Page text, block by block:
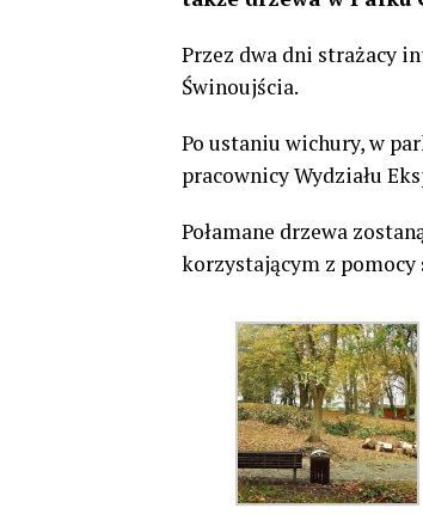
Przez dwa dni strażacy
Świnoujścia.
Po ustaniu wichury, w
pracownicy Wydziału
Połamane drzewa
korzystającym z pomocy